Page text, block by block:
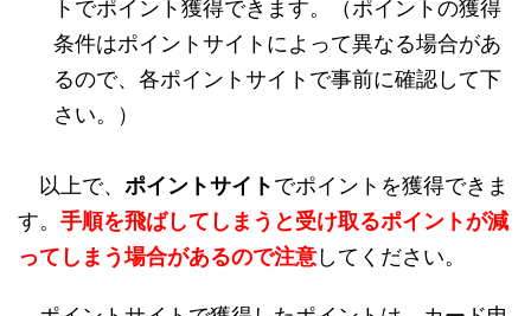
トでポイント獲得できます。（ポイントの獲得
条件はポイントサイトによって異なる場合があ
るので、各ポイントサイトで事前に確認して下
さい。）
以上で、 ポイントサイトでポイントを獲得できま
す。 手順を飛ばしてしまうと受け取るポイントが減
ってしまう場合があるので注意してください。